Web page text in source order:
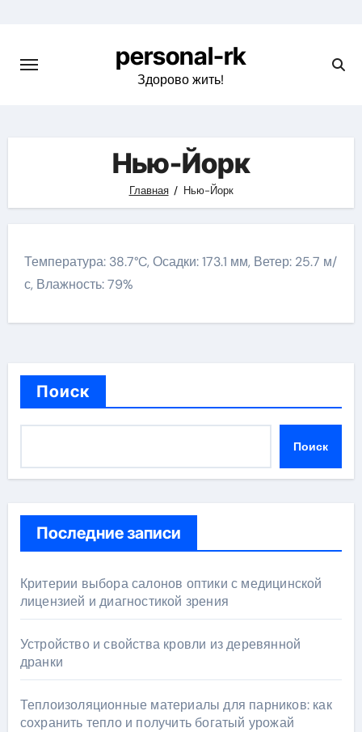
содержимому
personal-rk
Здорово жить!
Нью-Йорк
Главная Нью-Йорк
Температура: 38.7°C, Осадки: 173.1 мм, Ветер: 25.7 м/
с, Влажность: 79%
Поиск
Поиск
Последние записи
Критерии выбора салонов оптики с медицинской
лицензией и диагностикой зрения
Устройство и свойства кровли из деревянной
дранки
Теплоизоляционные материалы для парников: как
сохранить тепло и получить богатый урожай